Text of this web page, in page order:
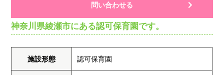
問い合わせる
神奈川県綾瀬市にある認可保育園です。
施設形態 認可保育園